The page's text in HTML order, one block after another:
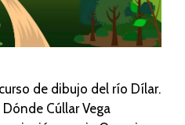
de dibujo del río Dílar.
Cúllar Vega